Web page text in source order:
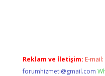
Reklam ve İletişim: E-mail:
forumhizmeti@gmail.com